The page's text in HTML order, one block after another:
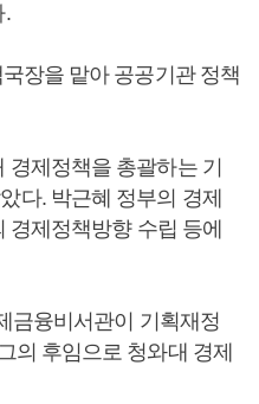
.
장을 맡아 공공기관 정책
제정책을 총괄하는 기
다. 박근혜 정부의 경제
제정책방향 수립 등에
금융비서관이 기획재정
의 후임으로 청와대 경제